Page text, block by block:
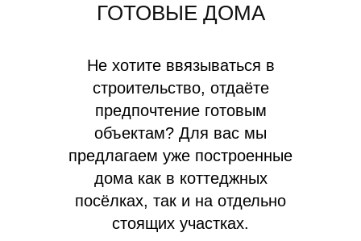
ГОТОВЫЕ ДОМА
Не хотите ввязываться в
строительство, отдаёте
предпочтение готовым
объектам? Для вас мы
предлагаем уже построенные
дома как в коттеджных
посёлках, так и на отдельно
стоящих участках.